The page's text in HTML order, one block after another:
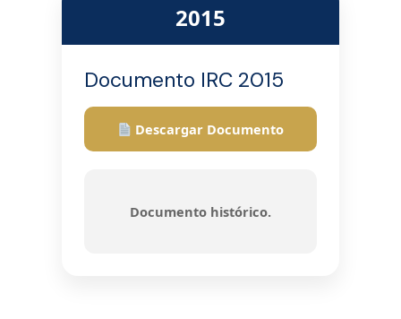
2015
Documento IRC 2015
Descargar Documento
Documento histórico.